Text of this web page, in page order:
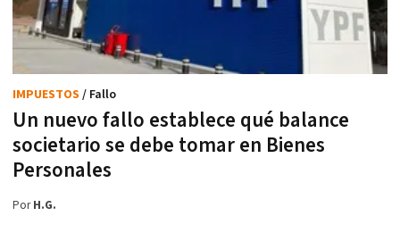
Un nuevo fallo establece qué balance
societario se debe tomar en Bienes
Personales
IMPUESTOS / Fallo
PorH.G.